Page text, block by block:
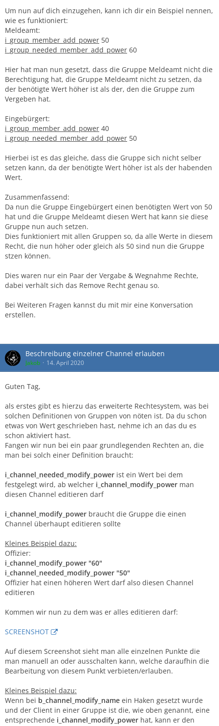
Um nun auf dich einzugehen, kann ich dir ein Beispiel nennen,
wie es funktioniert:
Meldeamt:
i_group_member_add_power 50
i_group_needed_member_add_power 60
Hier hat man nun gesetzt, dass die Gruppe Meldeamt nicht die
Berechtigung hat, die Gruppe Meldeamt nicht zu setzen, da
der benötigte Wert höher ist als der, den die Gruppe zum
Vergeben hat.
Eingebürgert:
i_group_member_add_power 40
i_group_needed_member_add_power 50
Hierbei ist es das gleiche, dass die Gruppe sich nicht selber
setzen kann, da der benötigte Wert höher ist als der habenden
Wert.
Zusammenfassend:
Da nun die Gruppe Eingebürgert einen benötigten Wert von 50
hat und die Gruppe Meldeamt diesen Wert hat kann sie diese
Gruppe nun auch setzen.
Dies funktioniert mit allen Gruppen so, da alle Werte in diesem
Recht, die nun höher oder gleich als 50 sind nun die Gruppe
stzen können.
Dies waren nur ein Paar der Vergabe & Wegnahme Rechte,
dabei verhält sich das Remove Recht genau so.
Bei Weiteren Fragen kannst du mit mir eine Konversation
erstellen.
Beschreibung einzelner Channel erlauben
Jakob 14. April 2020
Guten Tag,
als erstes gibt es hierzu das erweiterte Rechtesystem, was bei
solchen Definitionen von Gruppen von nöten ist. Da du schon
etwas von Wert geschrieben hast, nehme ich an das du es
schon aktiviert hast.
Fangen wir nun bei ein paar grundlegenden Rechten an, die
man bei solch einer Definition braucht:
i_channel_needed_modify_power ist ein Wert bei dem
festgelegt wird, ab welcher i_channel_modify_power man
diesen Channel editieren darf
i_channel_modify_power braucht die Gruppe die einen
Channel überhaupt editieren sollte
Kleines Beispiel dazu:
Offizier:
i_channel_modify_power "60"
i_channel_needed_modify_power "50"
Offizier hat einen höheren Wert darf also diesen Channel
editieren
Kommen wir nun zu dem was er alles editieren darf:
SCREENSHOT
Auf diesem Screenshot sieht man alle einzelnen Punkte die
man manuell an oder ausschalten kann, welche daraufhin die
Bearbeitung von diesem Punkt verbieten/erlauben.
Kleines Beispiel dazu:
Wenn bei b_channel_modify_name ein Haken gesetzt wurde
und der Client in einer Gruppe ist die, wie oben genannt, eine
entsprechende i_channel_modify_power hat, kann er den